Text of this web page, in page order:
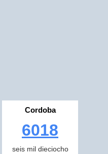
Cordoba
6018
seis mil dieciocho